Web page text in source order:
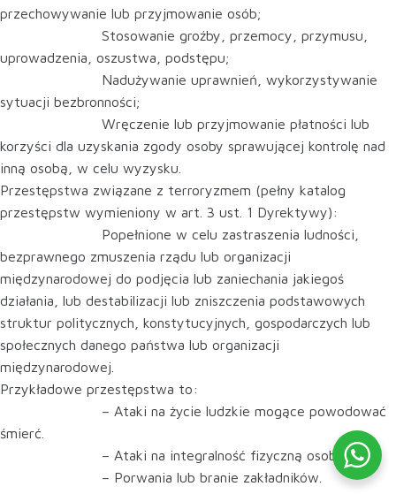
przechowywanie lub przyjmowanie osób;
Stosowanie groźby, przemocy, przymusu,
uprowadzenia, oszustwa, podstępu;
Nadużywanie uprawnień, wykorzystywanie
sytuacji bezbronności;
Wręczenie lub przyjmowanie płatności lub
korzyści dla uzyskania zgody osoby sprawującej kontrolę nad
inną osobą, w celu wyzysku.
Przestępstwa związane z terroryzmem (pełny katalog
przestępstw wymieniony w art. 3 ust. 1 Dyrektywy):
Popełnione w celu zastraszenia ludności,
bezprawnego zmuszenia rządu lub organizacji
międzynarodowej do podjęcia lub zaniechania jakiegoś
działania, lub destabilizacji lub zniszczenia podstawowych
struktur politycznych, konstytucyjnych, gospodarczych lub
społecznych danego państwa lub organizacji
międzynarodowej.
Przykładowe przestępstwa to:
– Ataki na życie ludzkie mogące powodować
śmierć.
– Ataki na integralność fizyczną osoby.
– Porwania lub branie zakładników.